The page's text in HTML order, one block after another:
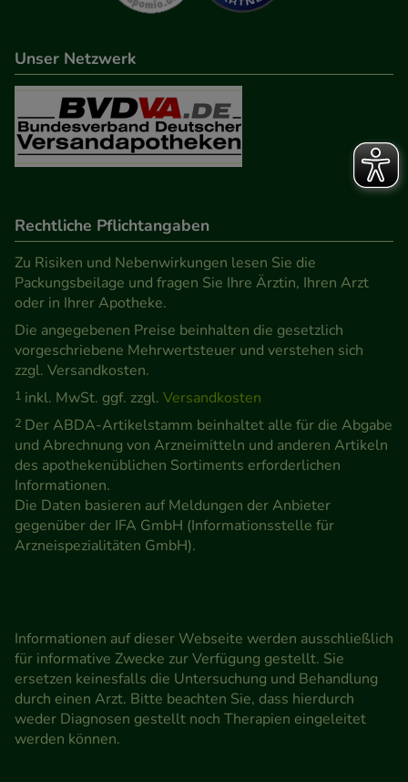
Unser Netzwerk
Rechtliche Pflichtangaben
Zu Risiken und Nebenwirkungen lesen Sie die
Packungsbeilage und fragen Sie Ihre Ärztin, Ihren Arzt
oder in Ihrer Apotheke.
Die angegebenen Preise beinhalten die gesetzlich
vorgeschriebene Mehrwertsteuer und verstehen sich
zzgl. Versandkosten.
1 inkl. MwSt. ggf. zzgl. Versandkosten
2 Der ABDA-Artikelstamm beinhaltet alle für die Abgabe
und Abrechnung von Arzneimitteln und anderen Artikeln
des apothekenüblichen Sortiments erforderlichen
Informationen.
Die Daten basieren auf Meldungen der Anbieter
gegenüber der IFA GmbH (Informationsstelle für
Arzneispezialitäten GmbH).
Informationen auf dieser Webseite werden ausschließlich
für informative Zwecke zur Verfügung gestellt. Sie
ersetzen keinesfalls die Untersuchung und Behandlung
durch einen Arzt. Bitte beachten Sie, dass hierdurch
weder Diagnosen gestellt noch Therapien eingeleitet
werden können.